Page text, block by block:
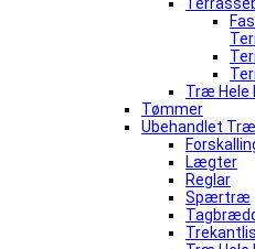
Træ Hele
Tømmer
Ubehandlet Træ
Lægter
Reglar
Spærtræ